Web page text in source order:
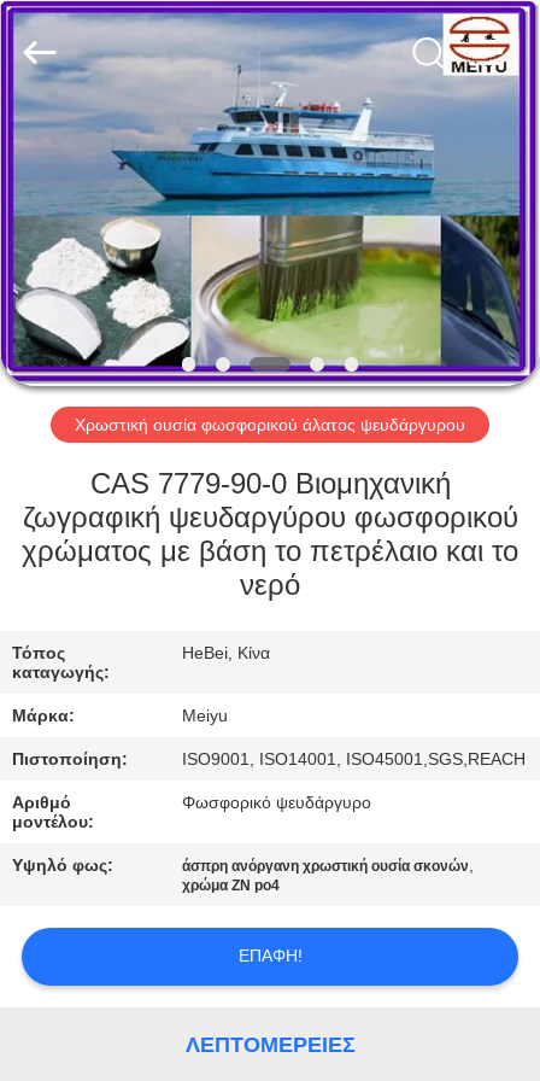
ΣΠΊΤΙ
ΠΡΟΪΌΝΤΑ
ΒΊΝΤΕΟ
ΣΧΕΤΙΚΆ
ΜΕ
ΕΜΆΣ
ΕΠΙΣΚΕΨΉ
ΕΡΓΟΣΤΑΣΊΟΥ
ΠΟΙΌΤΗΤΑΣ
ΕΠΙΚΟΙΝΩΝΉΣΤΕ
ΜΑΣ
ΜΙΑ
ΠΡΟΣΦΟΡΆ
xinsheng
chemical
Rights
Reserved.
Developed
ECER
Χρωστική ουσία φωσφορικού άλατος ψευδάργυρου
CAS 7779-90-0 Βιομηχανική
ζωγραφική ψευδαργύρου φωσφορικού
χρώματος με βάση το πετρέλαιο και το
νερό
Τόπος
καταγωγής:
HeBei, Κίνα
Μάρκα: Meiyu
Πιστοποίηση: ISO9001, ISO14001, ISO45001,SGS,REACH
Αριθμό
μοντέλου:
Φωσφορικό ψευδάργυρο
Υψηλό φως: άσπρη ανόργανη χρωστική ουσία σκονών,
χρώμα ZN po4
ΕΠΑΦΉ!
ΛΕΠΤΟΜΈΡΕΙΕΣ